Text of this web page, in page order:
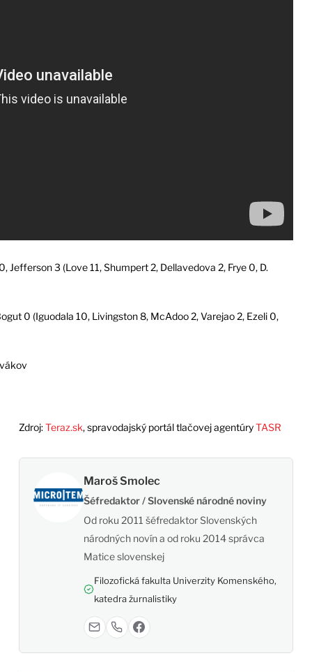
Jefferson 3 (Love 11, Shumpert 2, Dellavedova 2, Frye 0, D.
0 (Iguodala 10, Livingston 8, McAdoo 2, Varejao 2, Ezeli 0,
Zdroj:Teraz.sk, spravodajský portál tlačovej agentúryTASR
Maroš Smolec
Šéfredaktor / Slovenské národné noviny
Od roku 2011 šéfredaktor Slovenských
národných novín a od roku 2014 správca
Matice slovenskej
Filozofická fakulta Univerzity Komenského,
katedra žurnalistiky